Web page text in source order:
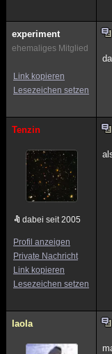
experiment
ehemaliges Mitglied
Link kopieren
Lesezeichen setzen
Tenzin
dabei seit 2005
Profil anzeigen
Private Nachricht
Link kopieren
Lesezeichen setzen
laola